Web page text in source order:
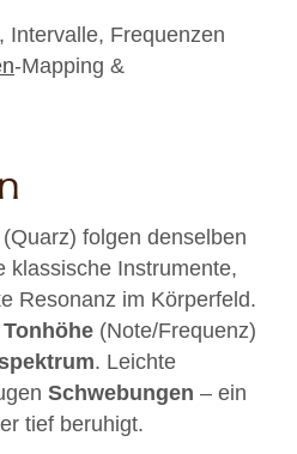
Intervalle, Frequenzen
-Mapping &
folgen denselben
klassische Instrumente,
Resonanz im Körperfeld.
Tonhöhe (Note/Frequenz)
. Leichte
Schwebungen – ein
tief beruhigt.